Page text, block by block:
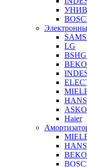
LG
BSHG
BEKO
ASKO
Haier
BEKO